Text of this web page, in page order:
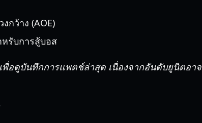
กว้าง (AOE)
หรับการสู้บอส
พื่อดูบันทึกการแพตช์ล่าสุด เนื่องจากอันดับยูนิตอาจ